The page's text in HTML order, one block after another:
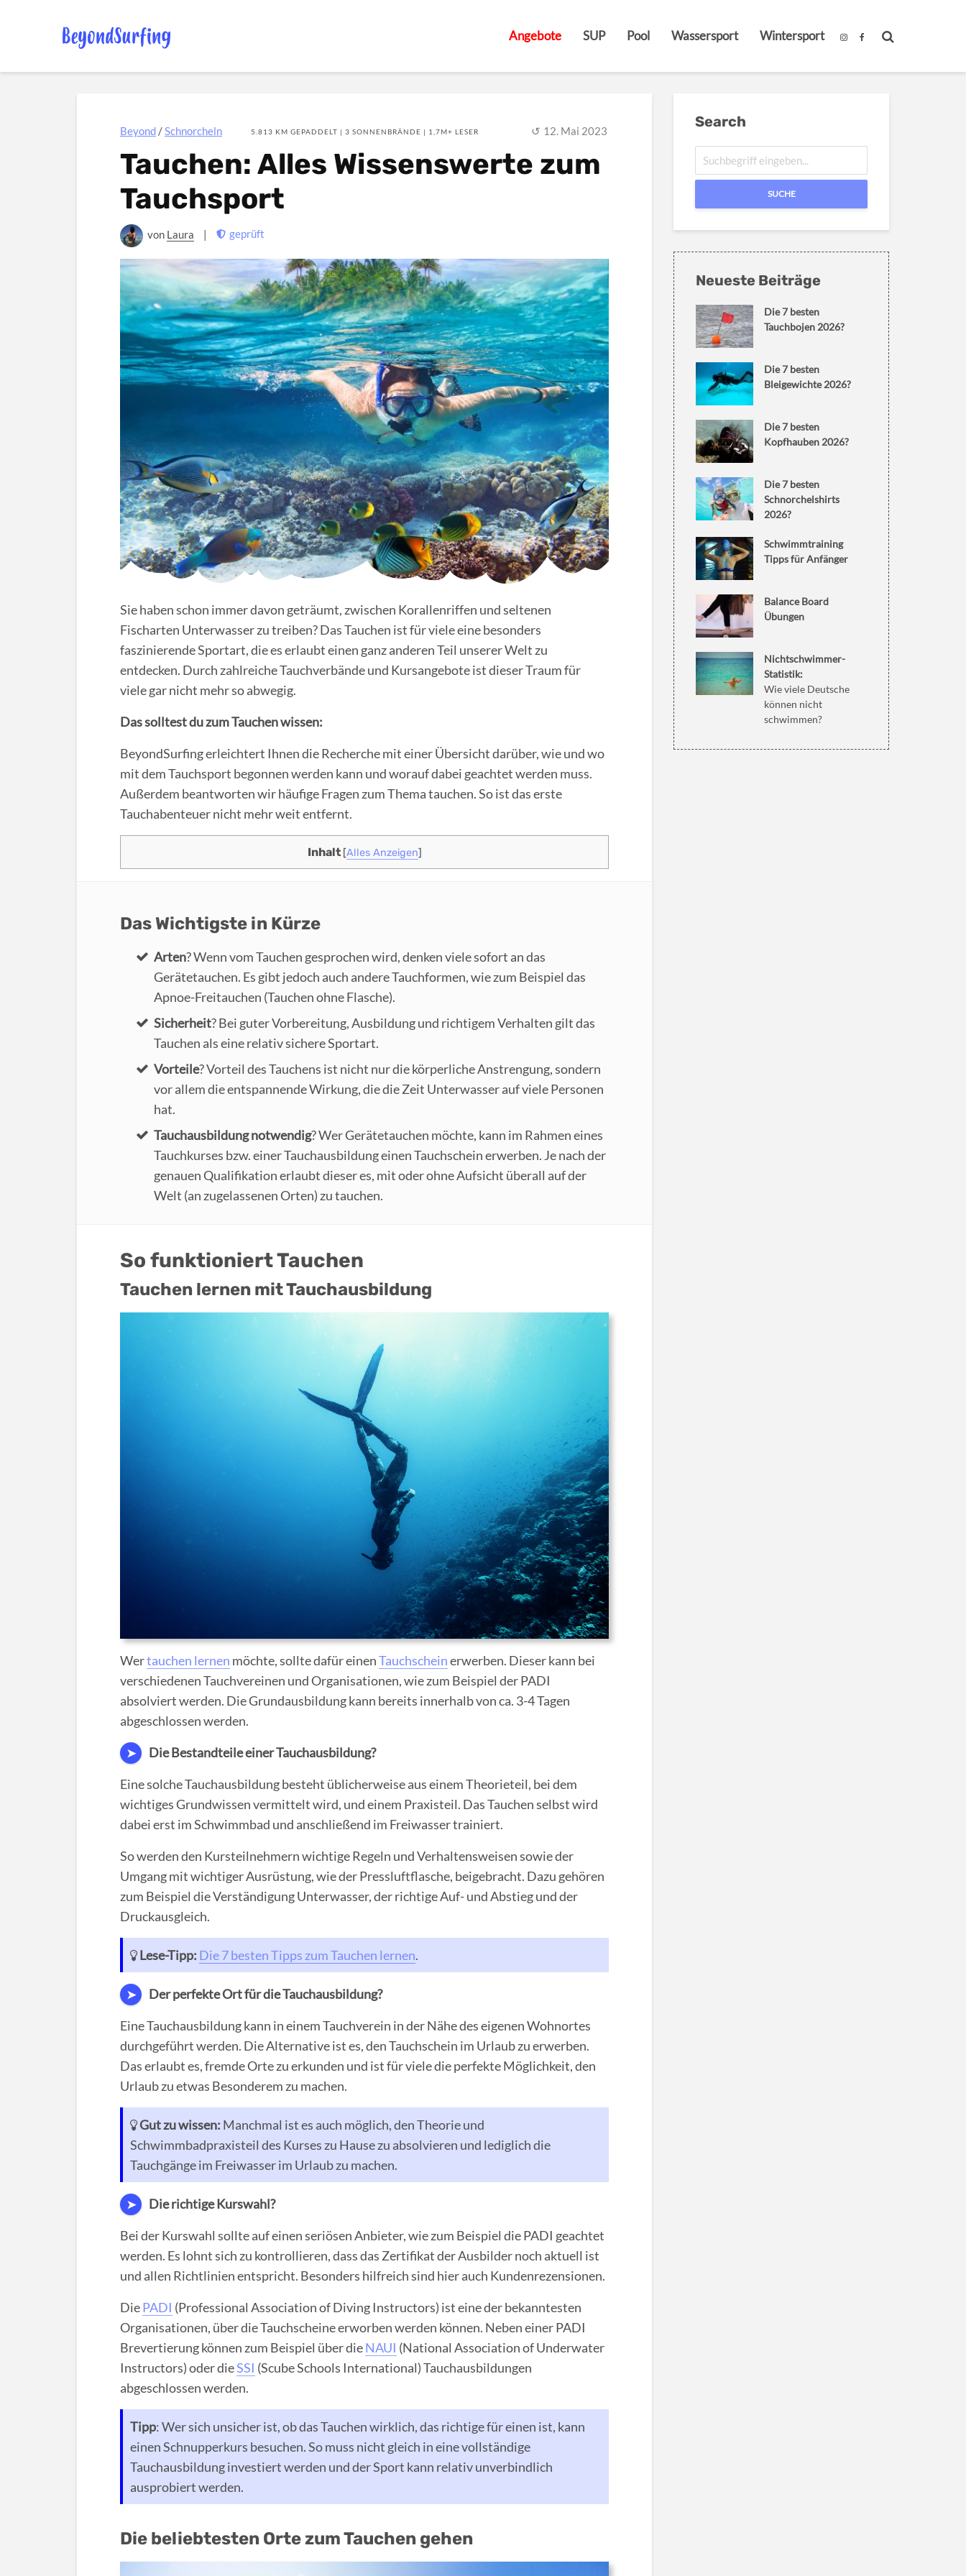
Angebote SUP Pool Wassersport Wintersport
Beyond /Schnorcheln 5.813 KM GEPADDELT | 3 SONNENBRÄNDE | 1,7M+ LESER 12. Mai 2023
Tauchen: Alles Wissenswerte zum
Tauchsport
von Laura | geprüft
Sie haben schon immer davon geträumt, zwischen Korallenriffen und seltenen
Fischarten Unterwasser zu treiben? Das Tauchen ist für viele eine besonders
faszinierende Sportart, die es erlaubt einen ganz anderen Teil unserer Welt zu
entdecken. Durch zahlreiche Tauchverbände und Kursangebote ist dieser Traum für
viele gar nicht mehr so abwegig.
Das solltest du zum Tauchen wissen:
BeyondSurfing erleichtert Ihnen die Recherche mit einer Übersicht darüber, wie und wo
mit dem Tauchsport begonnen werden kann und worauf dabei geachtet werden muss.
Außerdem beantworten wir häufige Fragen zum Thema tauchen. So ist das erste
Tauchabenteuer nicht mehr weit entfernt.
Inhalt [Alles Anzeigen]
Das Wichtigste in Kürze
Arten? Wenn vom Tauchen gesprochen wird, denken viele sofort an das
Gerätetauchen. Es gibt jedoch auch andere Tauchformen, wie zum Beispiel das
Apnoe-Freitauchen (Tauchen ohne Flasche).
Sicherheit? Bei guter Vorbereitung, Ausbildung und richtigem Verhalten gilt das
Tauchen als eine relativ sichere Sportart.
Vorteile? Vorteil des Tauchens ist nicht nur die körperliche Anstrengung, sondern
vor allem die entspannende Wirkung, die die Zeit Unterwasser auf viele Personen
hat.
Tauchausbildung notwendig? Wer Gerätetauchen möchte, kann im Rahmen eines
Tauchkurses bzw. einer Tauchausbildung einen Tauchschein erwerben. Je nach der
genauen Qualifikation erlaubt dieser es, mit oder ohne Aufsicht überall auf der
Welt (an zugelassenen Orten) zu tauchen.
So funktioniert Tauchen
Tauchen lernen mit Tauchausbildung
Wertauchen lernen möchte, sollte dafür einenTauchscheinerwerben. Dieser kann bei
verschiedenen Tauchvereinen und Organisationen, wie zum Beispiel der PADI
absolviert werden. Die Grundausbildung kann bereits innerhalb von ca. 3-4 Tagen
abgeschlossen werden.
➤
Die Bestandteile einer Tauchausbildung?
Eine solche Tauchausbildung besteht üblicherweise aus einem Theorieteil, bei dem
wichtiges Grundwissen vermittelt wird, und einem Praxisteil. Das Tauchen selbst wird
dabei erst im Schwimmbad und anschließend im Freiwasser trainiert.
So werden den Kursteilnehmern wichtige Regeln und Verhaltensweisen sowie der
Umgang mit wichtiger Ausrüstung, wie der Pressluftflasche, beigebracht. Dazu gehören
zum Beispiel die Verständigung Unterwasser, der richtige Auf- und Abstieg und der
Druckausgleich.
Lese-Tipp: Die 7 besten Tipps zum Tauchen lernen.
➤
Der perfekte Ort für die Tauchausbildung?
Eine Tauchausbildung kann in einem Tauchverein in der Nähe des eigenen Wohnortes
durchgeführt werden. Die Alternative ist es, den Tauchschein im Urlaub zu erwerben.
Das erlaubt es, fremde Orte zu erkunden und ist für viele die perfekte Möglichkeit, den
Urlaub zu etwas Besonderem zu machen.
Gut zu wissen: Manchmal ist es auch möglich, den Theorie und
Schwimmbadpraxisteil des Kurses zu Hause zu absolvieren und lediglich die
Tauchgänge im Freiwasser im Urlaub zu machen.
➤
Die richtige Kurswahl?
Bei der Kurswahl sollte auf einen seriösen Anbieter, wie zum Beispiel die PADI geachtet
werden. Es lohnt sich zu kontrollieren, dass das Zertifikat der Ausbilder noch aktuell ist
und allen Richtlinien entspricht. Besonders hilfreich sind hier auch Kundenrezensionen.
DiePADI (Professional Association of Diving Instructors) ist eine der bekanntesten
Organisationen, über die Tauchscheine erworben werden können. Neben einer PADI
Brevertierung können zum Beispiel über dieNAUI (National Association of Underwater
Instructors) oder dieSSI (Scube Schools International) Tauchausbildungen
abgeschlossen werden.
Tipp: Wer sich unsicher ist, ob das Tauchen wirklich, das richtige für einen ist, kann
einen Schnupperkurs besuchen. So muss nicht gleich in eine vollständige
Tauchausbildung investiert werden und der Sport kann relativ unverbindlich
ausprobiert werden.
Die beliebtesten Orte zum Tauchen gehen
Search
SUCHE
Neueste Beiträge
Die 7 besten
Tauchbojen 2026?
Die 7 besten
Bleigewichte 2026?
Die 7 besten
Kopfhauben 2026?
Die 7 besten
Schnorchelshirts
2026?
Schwimmtraining
Tipps für Anfänger
Balance Board
Übungen
Nichtschwimmer-
Statistik:
Wie viele Deutsche
können nicht
schwimmen?